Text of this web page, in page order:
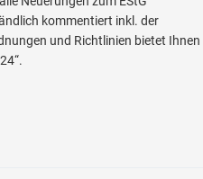
kommentiert inkl. der
und Richtlinien bietet Ihnen